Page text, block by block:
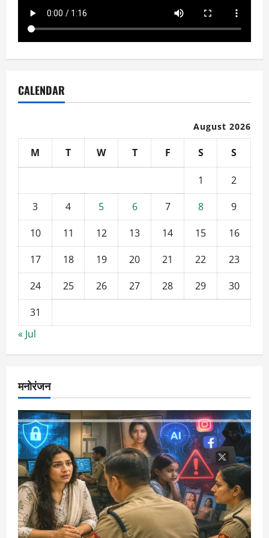
CALENDAR
August 2026
M T W T F S S
1
2
3
4 5 6 7 8
9
10
11 12 13 14 15
16
17
18 19 20 21 22
23
24
25 26 27 28 29
30
31
« Jul
मनोरंजन